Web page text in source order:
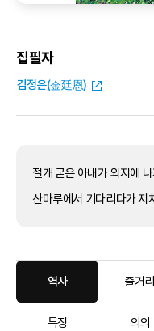
집필자
김정은(金廷恩)
절개 굳은 아내가 외지에
산마루에서 기다리다가 지
역사 줄거리
특징 의의